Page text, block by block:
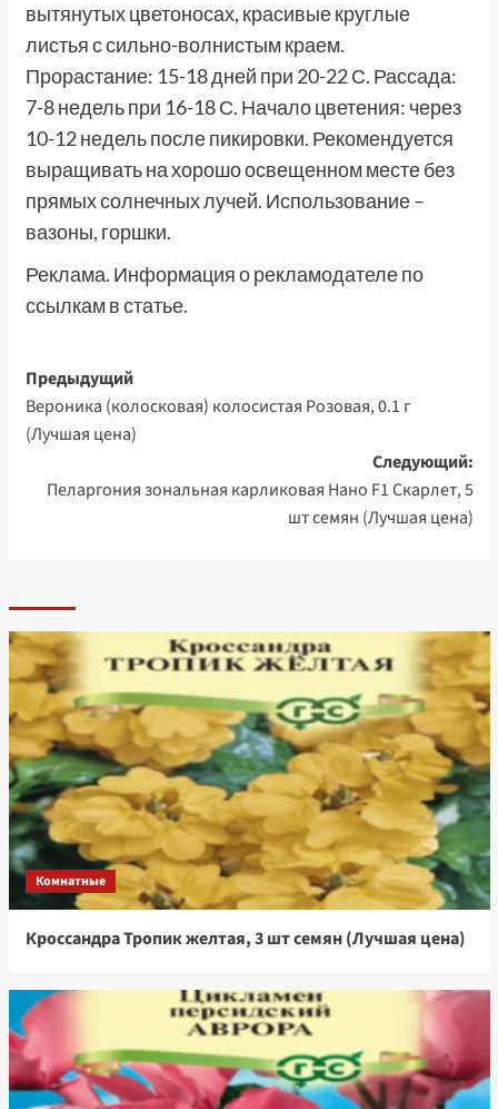
вытянутых цветоносах, красивые круглые
листья с сильно-волнистым краем.
Прорастание: 15-18 дней при 20-22 С. Рассада:
7-8 недель при 16-18 С. Начало цветения: через
10-12 недель после пикировки. Рекомендуется
выращивать на хорошо освещенном месте без
прямых солнечных лучей. Использование –
вазоны, горшки.
Реклама. Информация о рекламодателе по
ссылкам в статье.
Навигация
записи
Предыдущий
Вероника (колосковая) колосистая Розовая, 0.1 г
(Лучшая цена)
Следующий:
Пеларгония зональная карликовая Нано F1 Скарлет, 5
шт семян (Лучшая цена)
Комнатные
Кроссандра Тропик желтая, 3 шт семян (Лучшая цена)